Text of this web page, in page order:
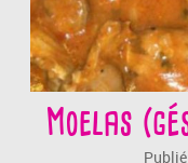
Moelas